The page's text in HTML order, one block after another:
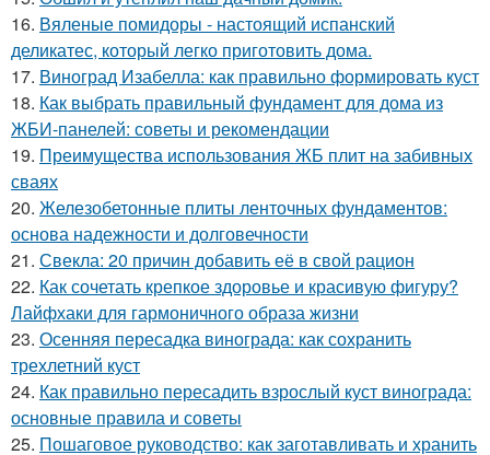
16. Вяленые помидоры - настоящий испанский
деликатес, который легко приготовить дома.
17. Виноград Изабелла: как правильно формировать куст
18. Как выбрать правильный фундамент для дома из
ЖБИ-панелей: советы и рекомендации
19. Преимущества использования ЖБ плит на забивных
сваях
20. Железобетонные плиты ленточных фундаментов:
основа надежности и долговечности
21. Свекла: 20 причин добавить её в свой рацион
22. Как сочетать крепкое здоровье и красивую фигуру?
Лайфхаки для гармоничного образа жизни
23. Осенняя пересадка винограда: как сохранить
трехлетний куст
24. Как правильно пересадить взрослый куст винограда:
основные правила и советы
25. Пошаговое руководство: как заготавливать и хранить